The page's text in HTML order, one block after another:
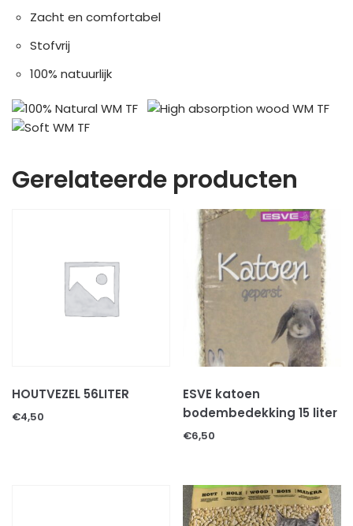
Zacht en comfortabel
Stofvrij
100% natuurlijk
Gerelateerde producten
HOUTVEZEL 56LITER
€4,50
ESVE katoen
bodembedekking 15 liter
€6,50